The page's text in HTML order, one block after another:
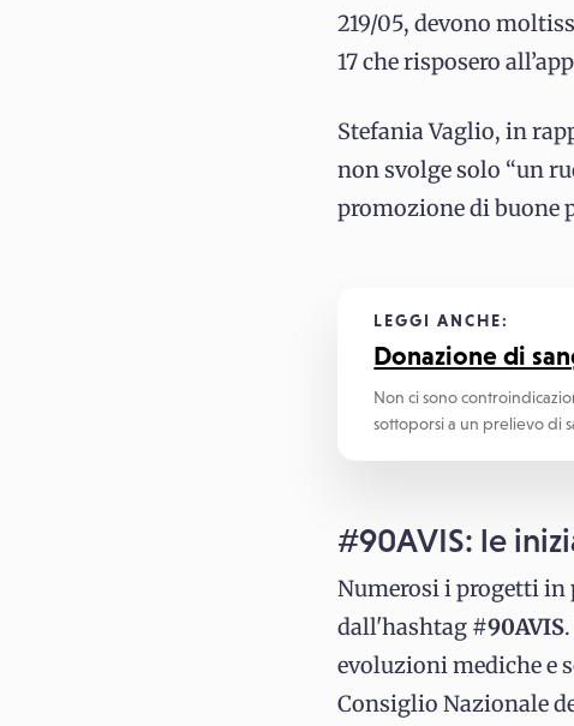
219/05, devono
17 che risposero
Stefania Vaglio, in
non svolge solo “un
promozione di buone
LEGGI ANCHE:
Donazione di
Non ci sono
sottoporsi a un prelievo di
#90AVIS: le
Numerosi i progetti in
dall'hashtag #90AVIS
evoluzioni mediche e
Consiglio Nazionale